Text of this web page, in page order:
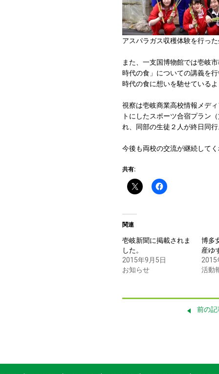
アスパラガス収穫体験を行っ
また、一支国博物館では壱岐
時代の食」についての講義を
時代の食に想いを馳せている
視察は壱岐商業高校情報メデ
トにしたスポーツ合宿プラン
れ、同部の生徒２人が終日同
今後も両校の交流が継続して
共有:
関連
壱岐新聞に掲載されま
した。
2015年9月5日
お知らせ
博多
産ゆ
2015
活動
前の記